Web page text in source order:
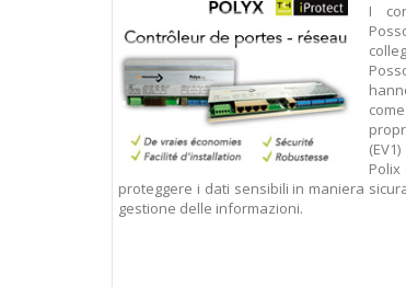
I
proteggere i dati sensibili in maniera
gestione delle informazioni.